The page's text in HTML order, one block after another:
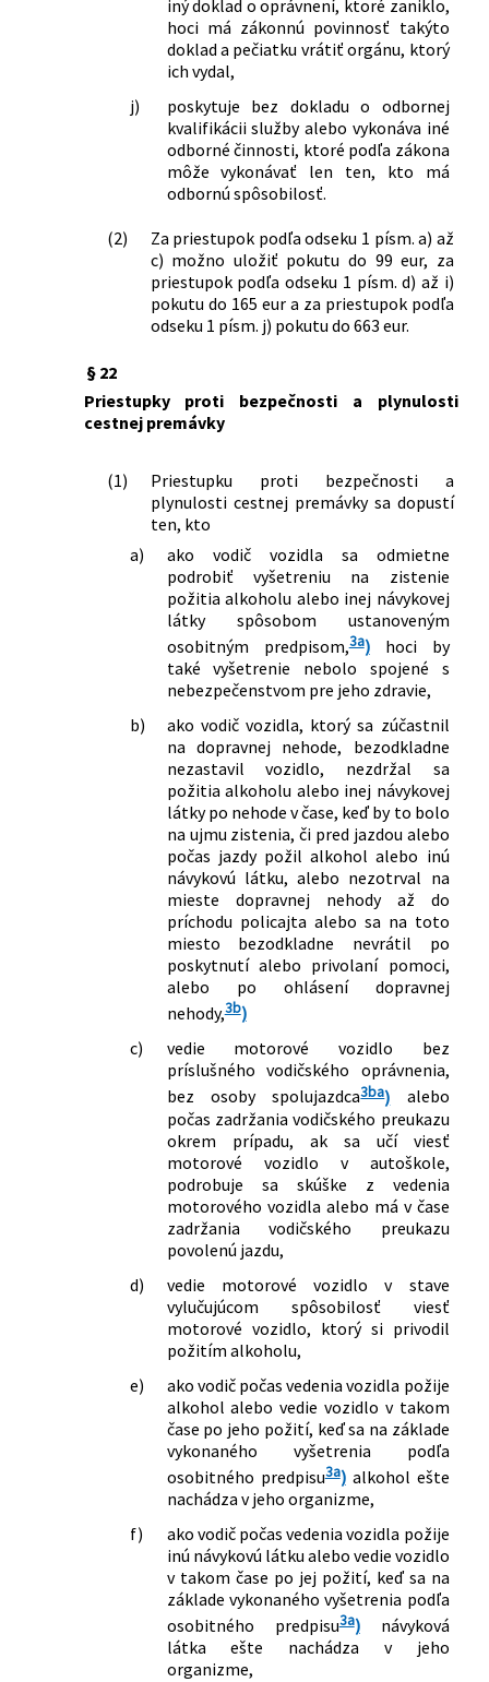
iný doklad o oprávnení, ktoré zaniklo,
hoci má zákonnú povinnosť takýto
doklad a pečiatku vrátiť orgánu, ktorý
ich vydal,
j)
poskytuje bez dokladu o odbornej
kvalifikácii služby alebo vykonáva iné
odborné činnosti, ktoré podľa zákona
môže vykonávať len ten, kto má
odbornú spôsobilosť.
(2)
Za priestupok podľa odseku 1 písm. a) až
c) možno uložiť pokutu do 99 eur, za
priestupok podľa odseku 1 písm. d) až i)
pokutu do 165 eur a za priestupok podľa
odseku 1 písm. j) pokutu do 663 eur.
§ 22
Priestupky proti bezpečnosti a plynulosti
cestnej premávky
(1)
Priestupku proti bezpečnosti a
plynulosti cestnej premávky sa dopustí
ten, kto
a)
ako vodič vozidla sa odmietne
podrobiť vyšetreniu na zistenie
požitia alkoholu alebo inej návykovej
látky spôsobom ustanoveným
osobitným predpisom,3a)hoci by
také vyšetrenie nebolo spojené s
nebezpečenstvom pre jeho zdravie,
b)
ako vodič vozidla, ktorý sa zúčastnil
na dopravnej nehode, bezodkladne
nezastavil vozidlo, nezdržal sa
požitia alkoholu alebo inej návykovej
látky po nehode v čase, keď by to bolo
na ujmu zistenia, či pred jazdou alebo
počas jazdy požil alkohol alebo inú
návykovú látku, alebo nezotrval na
mieste dopravnej nehody až do
príchodu policajta alebo sa na toto
miesto bezodkladne nevrátil po
poskytnutí alebo privolaní pomoci,
alebo po ohlásení dopravnej
nehody,3b)
c)
vedie motorové vozidlo bez
príslušného vodičského oprávnenia,
bez osoby spolujazdca3ba) alebo
počas zadržania vodičského preukazu
okrem prípadu, ak sa učí viesť
motorové vozidlo v autoškole,
podrobuje sa skúške z vedenia
motorového vozidla alebo má v čase
zadržania vodičského preukazu
povolenú jazdu,
d)
vedie motorové vozidlo v stave
vylučujúcom spôsobilosť viesť
motorové vozidlo, ktorý si privodil
požitím alkoholu,
e)
ako vodič počas vedenia vozidla požije
alkohol alebo vedie vozidlo v takom
čase po jeho požití, keď sa na základe
vykonaného vyšetrenia podľa
osobitného predpisu3a)alkohol ešte
nachádza v jeho organizme,
f)
ako vodič počas vedenia vozidla požije
inú návykovú látku alebo vedie vozidlo
v takom čase po jej požití, keď sa na
základe vykonaného vyšetrenia podľa
osobitného predpisu3a)návyková
látka ešte nachádza v jeho
organizme,